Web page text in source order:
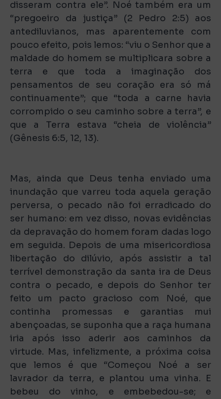
disseram contra ele”. Noé também era um
“pregoeiro da justiça” (2 Pedro 2:5) aos
antediluvianos, mas aparentemente com
pouco efeito, pois lemos: “viu o Senhor que a
maldade do homem se multiplicara sobre a
terra e que toda a imaginação dos
pensamentos de seu coração era só má
continuamente”; que “toda a carne havia
corrompido o seu caminho sobre a terra”, e
que a Terra estava “cheia de violência”
(Gênesis 6:5, 12, 13).
Mas, ainda que Deus tenha enviado uma
inundação que varreu toda aquela geração
perversa, o pecado não foi erradicado do
ser humano: em vez disso, novas evidências
da depravação do homem foram dadas logo
em seguida. Depois de uma misericordiosa
libertação do dilúvio, após assistir a tal
terrível demonstração da santa ira de Deus
contra o pecado, e depois do Senhor ter
feito um pacto gracioso com Noé, que
continha promessas e garantias mui
abençoadas, se suponha que a raça humana
iria após isso aderir aos caminhos da
virtude. Mas, infelizmente, a próxima coisa
que lemos é que “Começou Noé a ser
lavrador da terra, e plantou uma vinha. E
bebeu do vinho, e embebedou-se; e